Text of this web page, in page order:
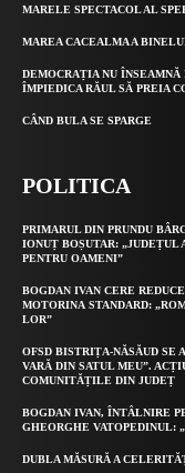
MARELE SPECTACOL AL
MAREA CACEALMA A
DEMOCRAȚIA NU ÎNSEAMNĂ
ÎMPIEDICA RĂUL SĂ PREIA
CÂND BULA SE SPARGE
POLITICA
PRIMARUL DIN PRUNDU
IONUȚ BOȘUTAR: „JUDEȚUL
PENTRU OAMENI”
BOGDAN IVAN CERE
MOTORINA STANDARD:
LOR”
OFSD BISTRIȚA-NĂSĂUD
VARĂ DIN SATUL MEU”.
COMUNITĂȚILE DIN JUDEȚ
BOGDAN IVAN, ÎNTÂLNIRE
GHEORGHE VATOPEDINUL:
DUBLA MĂSURĂ A